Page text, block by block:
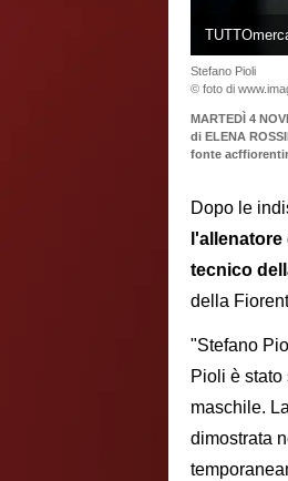
Stefano Pioli
© foto di
MARTEDÌ 4
di ELENA
fonte
Dopo le
tecnico
della
"Stefano
Pioli è
maschile.
dimostrata